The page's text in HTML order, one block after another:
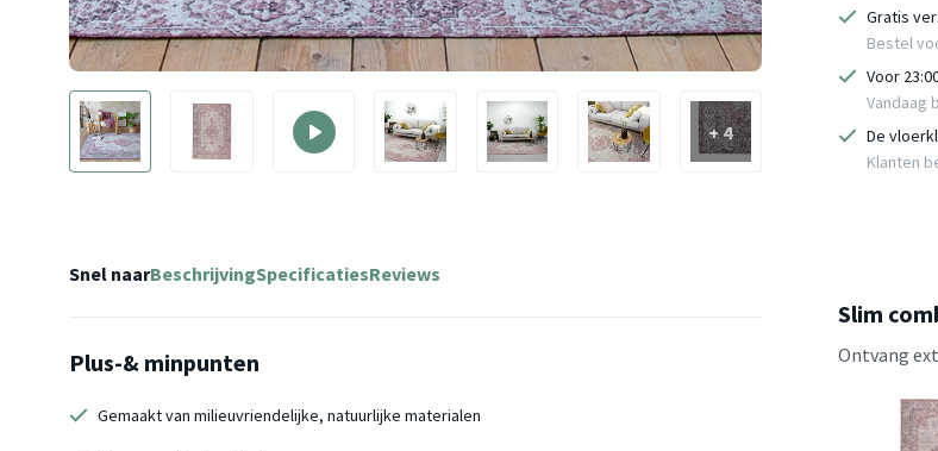
+ 4
Gratis
Bestel
Voor
Vandaag
De
Klanten
Snel naarBeschrijvingSpecificatiesReviews
Plus-& minpunten
Gemaakt van milieuvriendelijke, natuurlijke materialen
Slim
Ontvang